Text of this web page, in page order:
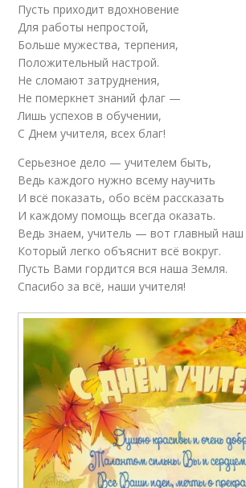
Пусть приходит вдохновение
Для работы непростой,
Больше мужества, терпения,
Положительный настрой.
Не сломают затруднения,
Не померкнет знаний флаг —
Лишь успехов в обучении,
С Днем учителя, всех благ!
Серьезное дело — учителем быть,
Ведь каждого нужно всему научить
И всё показать, обо всём рассказать
И каждому помощь всегда оказать.
Ведь знаем, учитель — вот главный наш
Который легко объяснит всё вокруг.
Пусть Вами гордится вся наша Земля.
Спасибо за всё, наши учителя!